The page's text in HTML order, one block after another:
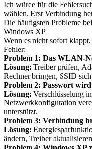
Ich würde für die
wählen. Erst Verbindung
Die häufigsten Probleme
Windows XP
Wenn es nicht sofort
Fehler:
Problem 1: Das WLAN-
Lösung: Treiber prüfen,
Rechner bringen, SSID
Problem 2: Passwort
Lösung: Verschlüsselung
Netzwerkkonfiguration
unterstützt.
Problem 3: Verbindung
Lösung:
ändern, Treiber
Problem 4: Windows XP